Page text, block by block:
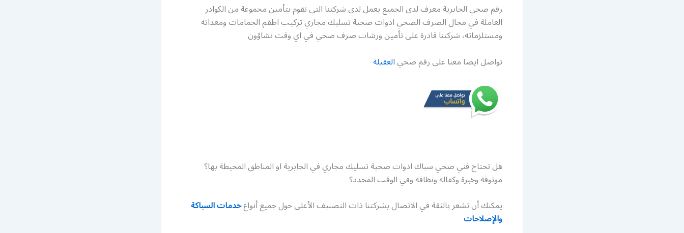
رقم صحي الجابرية معرف لدى الجميع يعمل لدى شركتنا التي تقوم بتأمين مجموعة من الكوادر
العاملة في مجال الصرف الصحي ادوات صحية تسليك مجاري تركيب اطقم الجمامات ومعداته
ومستلزماته، شركتنا قادرة على تأمين ورشات صرف صحي في اي وقت تشاؤون
تواصل ايضا معنا على رقم صحيالعقيلة
هل تحتاج فني صحي سباك ادوات صحية تسليك مجاري في الجابرية او المناطق المحيطة بها؟
موثوقة وخبرة وكفالة ونظافة وفي الوقت المحدد؟
يمكنك أن تشعر بالثقة في الاتصال بشركتنا ذات التصنيف الأعلى حول جميع أنواعخدمات السباكة
والإصلاحات